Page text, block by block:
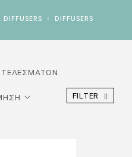
DIFFUSERS DIFFUSERS
FILTER